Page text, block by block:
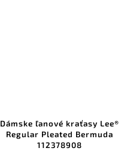
Dámske ľanové kraťasy Lee®
Regular Pleated Bermuda
112378908